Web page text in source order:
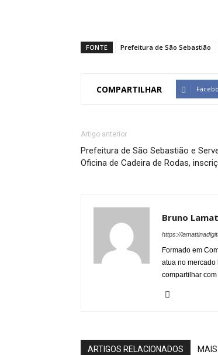
FONTE Prefeitura de São Sebastião
COMPARTILHAR
Artigo anterior
Prefeitura de São Sebastião e
Oficina de Cadeira de Rodas,
Bruno
https://
Formado em
atua no mercado
compartilhar
ARTIGOS RELACIONADOS